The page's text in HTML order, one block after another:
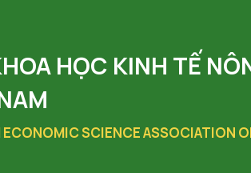
HỌC KINH TẾ
SCIENCE ASSOCIATION